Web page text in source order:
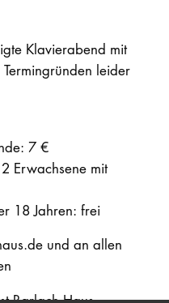
Klavierabend mit
leider
7 €
Erwachsene mit
18 Jahren: frei
und an allen